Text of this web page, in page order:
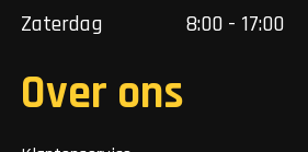
Zaterdag
8:00 - 17:00
Over ons